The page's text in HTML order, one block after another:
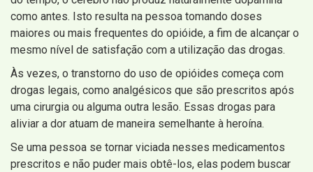
como antes. Isto resulta na pessoa tomando doses
maiores ou mais frequentes do opióide, a fim de alcançar o
mesmo nível de satisfação com a utilização das drogas.
Às vezes, o transtorno do uso de opióides começa com
drogas legais, como analgésicos que são prescritos após
uma cirurgia ou alguma outra lesão. Essas drogas para
aliviar a dor atuam de maneira semelhante à heroína.
Se uma pessoa se tornar viciada nesses medicamentos
prescritos e não puder mais obtê-los, elas podem buscar